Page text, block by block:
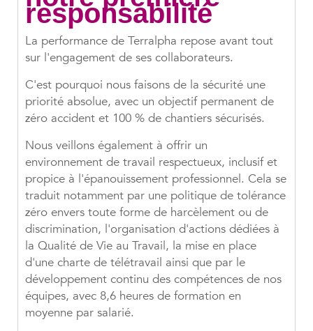
responsabilité
La performance de Terralpha repose avant tout
sur l'engagement de ses collaborateurs.
C'est pourquoi nous faisons de la sécurité une
priorité absolue, avec un objectif permanent de
zéro accident et 100 % de chantiers sécurisés.
Nous veillons également à offrir un
environnement de travail respectueux, inclusif et
propice à l'épanouissement professionnel. Cela se
traduit notamment par une politique de tolérance
zéro envers toute forme de harcèlement ou de
discrimination, l'organisation d'actions dédiées à
la Qualité de Vie au Travail, la mise en place
d'une charte de télétravail ainsi que par le
développement continu des compétences de nos
équipes, avec 8,6 heures de formation en
moyenne par salarié.